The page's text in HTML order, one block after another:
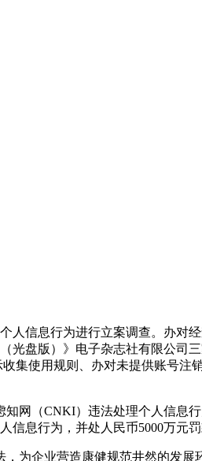
人信息行为进行立案调查。办对
光盘版）》电子杂志社有限公司
集使用规则、办对未提供账号注
网（CNKI）违法处理个人信息
息行为，并处人民币5000万元罚
为企业营造康健规范井然的发展